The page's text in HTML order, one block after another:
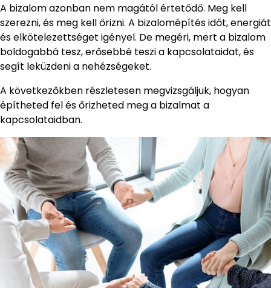
A bizalom azonban nem magától értetődő. Meg kell
szerezni, és meg kell őrizni. A bizalomépítés időt, energiát
és elkötelezettséget igényel. De megéri, mert a bizalom
boldogabbá tesz, erősebbé teszi a kapcsolataidat, és
segít leküzdeni a nehézségeket.
A következőkben részletesen megvizsgáljuk, hogyan
építheted fel és őrizheted meg a bizalmat a
kapcsolataidban.